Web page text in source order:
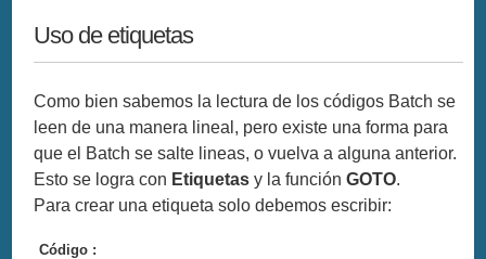
Uso de etiquetas
Como bien sabemos la lectura de los códigos Batch se
leen de una manera lineal, pero existe una forma para
que el Batch se salte lineas, o vuelva a alguna anterior.
Esto se logra con Etiquetasy la funciónGOTO.
Para crear una etiqueta solo debemos escribir:
Código :